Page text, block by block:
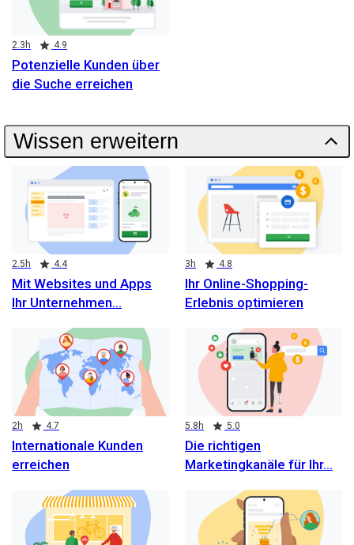
Potenzielle Kunden über
die Suche erreichen
Duration
2.3h
Rating 4.9
Wissen erweitern
Mit Websites und Apps
Ihr Unternehmen
Duration
2.5h
Rating 4.4
Ihr Online-Shopping-
Erlebnis optimieren
Duration 3h
Rating 4.8
Internationale Kunden
erreichen
Duration
2h
Rating 4.7
Die richtigen
Marketingkanäle für Ihr
Duration 5.8h
Rating 5.0